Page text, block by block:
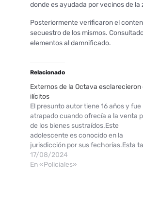
donde es ayudada por vecinos de
Posteriormente verificaron el
secuestro de los mismos.
elementos al damnificado.
Relacionado
Externos de la Octava esclarecieron
ilícitos
El presunto autor tiene 16 años y fue
atrapado cuando ofrecía a la venta
de los bienes sustraídos.Este
adolescente es conocido en la
jurisdicción por sus fechorías.Esta
un hombre de 28 años fue a la
Octava para informar que en la
17/08/2024
En «Policiales»